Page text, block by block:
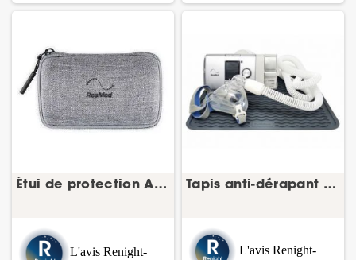
Étui de protection AirMini – ResMed
L'avis Renight-
Tapis anti-dérapant et housse PPC/CPAP
L'avis Renight-